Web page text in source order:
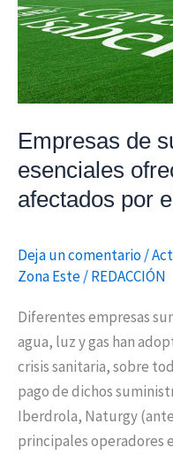
Empresas de
esenciales
afectados por
Deja un comentario/
Zona Este/REDACCIÓN
Diferentes empresas
agua, luz y gas han
crisis sanitaria, sobre
pago de dichos
Iberdrola, Naturgy
principales operadores
ofrecen
bonificaciones
a
afectados
el
coronavirus